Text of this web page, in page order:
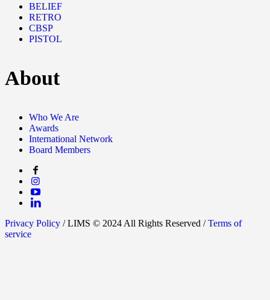
BELIEF
RETRO
CBSP
PISTOL
About
Who We Are
Awards
International Network
Board Members
Privacy Policy / LIMS © 2024 All Rights Reserved /Terms of
service